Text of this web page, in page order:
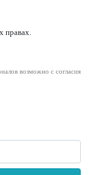
правах.
возможно с согласия